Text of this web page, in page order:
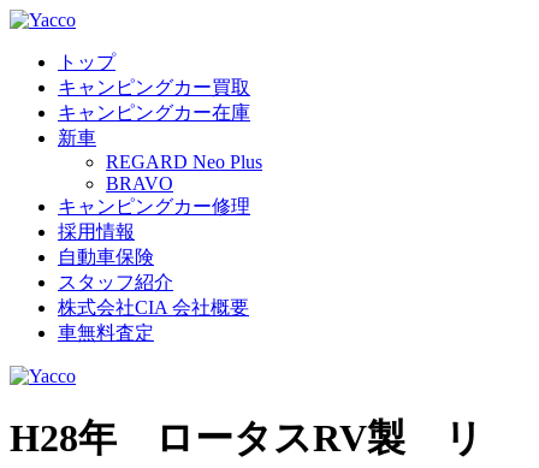
トップ
キャンピングカー買取
キャンピングカー在庫
新車
REGARD Neo Plus
BRAVO
キャンピングカー修理
採用情報
自動車保険
スタッフ紹介
株式会社CIA 会社概要
車無料査定
H28年 ロータスRV製 リ